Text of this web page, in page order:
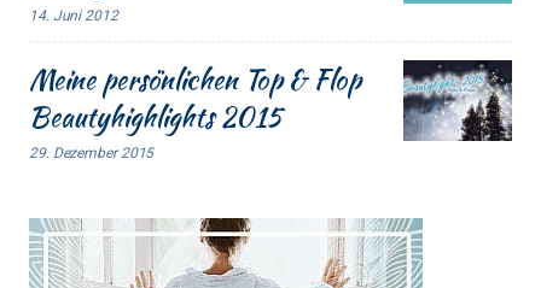
14. Juni 2012
Meine persönlichen Top & Flop
Beautyhighlights 2015
29. Dezember 2015